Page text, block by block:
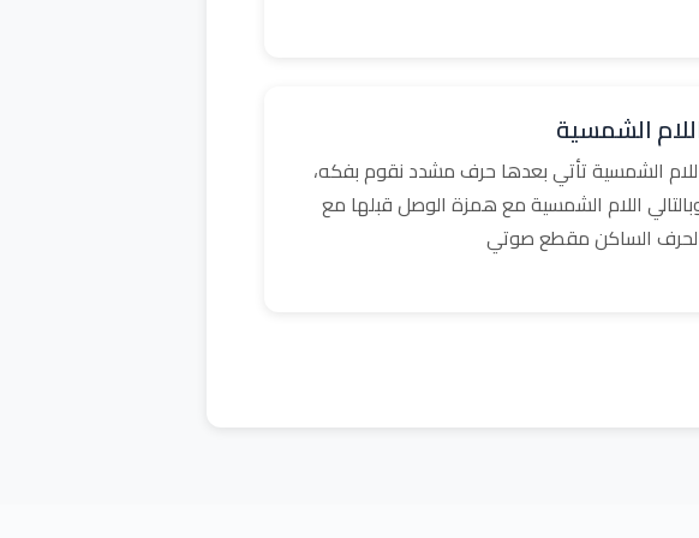
الشمسية
الشمسية تأتي بعدها حرف مشدد نقوم بفكه،
اللام الشمسية مع همزة الوصل قبلها مع
الساكن مقطع صوتي